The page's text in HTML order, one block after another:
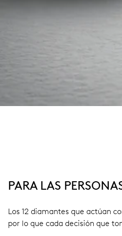
PARA LAS
Los 12 diamantes que actúan
por lo que cada decisión que